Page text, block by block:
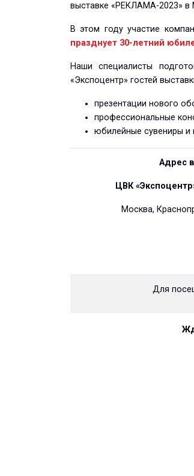
выставке «РЕКЛАМА-2023» в
В этом году участие
празднует 30-летний
Наши специалисты
«Экспоцентр» гостей
презентации нового
профессиональные
юбилейные сувениры и
Адрес
ЦВК
Москва,
Для